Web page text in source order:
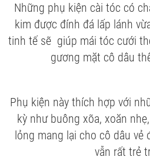
Những phụ kiện cài tóc có
kim được đính đá lấp lánh
tinh tế sẽ giúp mái tóc cưới
gương mặt cô dâu
Phụ kiện này thích hợp với
kỳ như buông xõa, xoăn
lỏng mang lại cho cô dâu vẻ
vẫn rất trẻ